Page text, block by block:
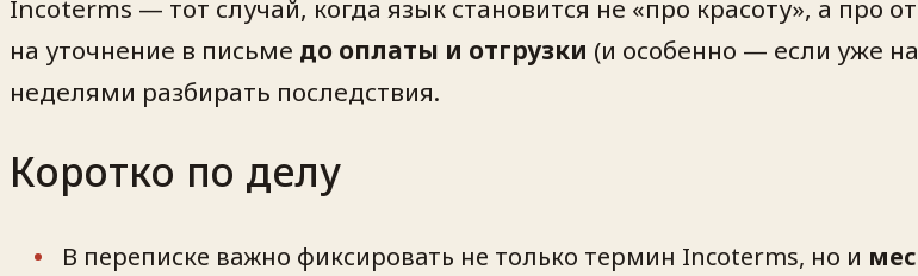
Incoterms — тот случай, когда язык становится не «про красоту», а про
на уточнение в письме до оплаты и отгрузки (и особенно — если уже
неделями разбирать последствия.
Коротко по делу
В переписке важно фиксировать не только термин Incoterms, но и